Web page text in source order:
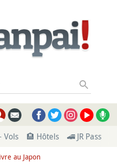
Vols 🏨 Hôtels 🚄 JR Pass
au Japon